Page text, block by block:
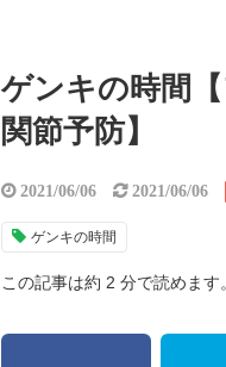
ゲンキの時間
関節予防】
2021/06/06 2021/06/06
ゲンキの時間
この記事は約 2 分で読めます。